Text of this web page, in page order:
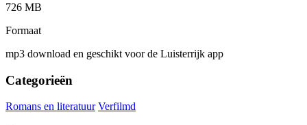
726 MB
Formaat
mp3 download en geschikt voor de Luisterrijk app
Categorieën
Romans en literatuur Verfilmd